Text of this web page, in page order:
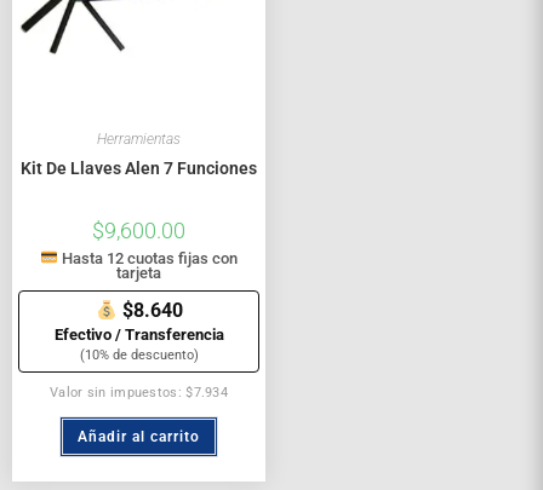
Herramientas
Kit De Llaves Alen 7 Funciones
$9,600.00
Hasta 12 cuotas fijas con
tarjeta
$8.640
Efectivo / Transferencia
(10% de descuento)
Valor sin impuestos: $7.934
Añadir al carrito